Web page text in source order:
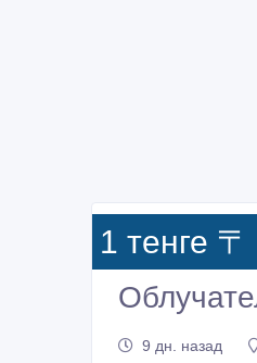
1 тенге 〒
9 дн. назад